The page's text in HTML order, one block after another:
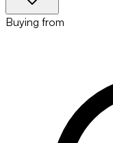
Buying from